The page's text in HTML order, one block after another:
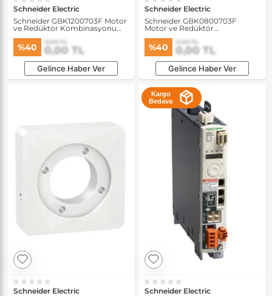
Schneider Electric
Schneider GBK1200703F Motor
ve Redüktör Kombinasyonu
%40 0,00 TL
0,00 TL
Gelince Haber Ver
Schneider Electric
Schneider GBK0800703F
Motor ve Redüktör
Kiti
%40 0,00 TL
0,00 TL
Gelince Haber Ver
Schneider Electric
Kargo
Bedava
Schneider Electric